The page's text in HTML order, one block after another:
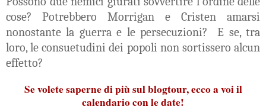
cose? Potrebbero Morrigan e Cristen amarsi
nonostante la guerra e le persecuzioni? E se, tra
loro, le consuetudini dei popoli non sortissero alcun
effetto?
Se volete saperne di più sul blogtour, ecco a voi il
calendario con le date!